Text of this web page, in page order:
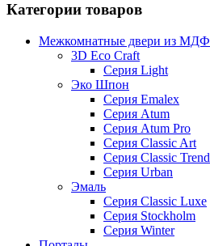
Категории товаров
Межкомнатные двери из МДФ
3D Eco Craft
Серия Light
Эко Шпон
Серия Emalex
Серия Atum
Серия Atum Pro
Серия Classic Art
Серия Classic Trend
Серия Urban
Эмаль
Серия Classic Luxe
Серия Stockholm
Серия Winter